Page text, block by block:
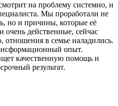
на проблему системно, и
Мы проработали не
но и причины, которые её
действенные, сейчас
отношения в семье наладились.
опыт.
качественную помощь и
результат.